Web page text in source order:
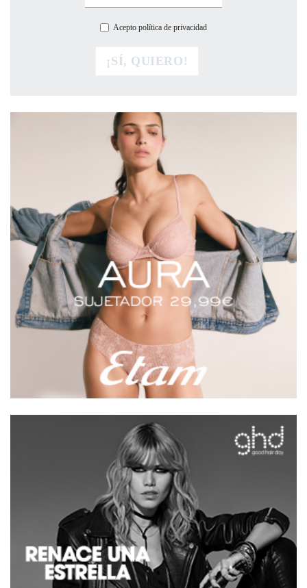
Acepto política de privacidad